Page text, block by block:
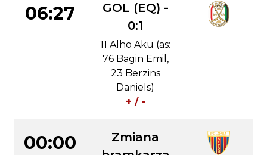
06:27
GOL (EQ) -
0:1
11 Alho Aku (as:
76 Bagin Emil,
23 Berzins
Daniels)
+ / -
00:00
Zmiana